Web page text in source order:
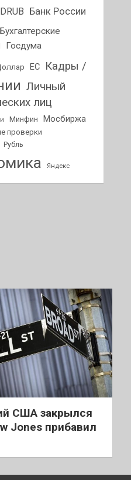
Банк России
Бухгалтерские
Госдума
ЕС
Кадры /
Личный
лиц
Минфин Мосбиржа
проверки
Рубль
Яндекс
США закрылся
Jones прибавил